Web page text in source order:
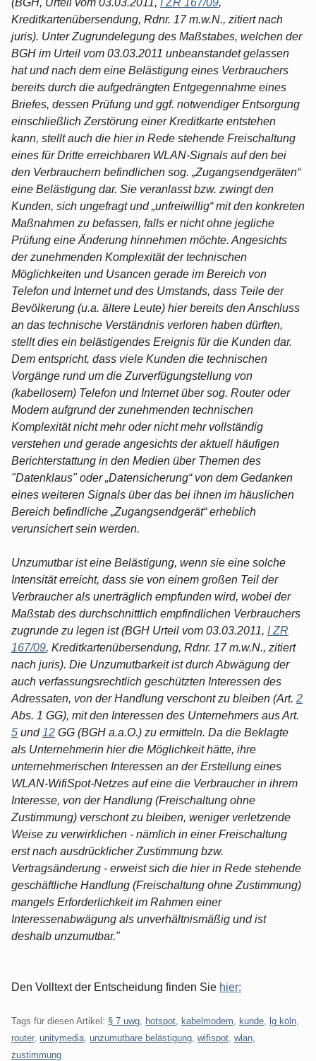
(BGH, Urteil vom 03.03.2011, I ZR 167/09,
Kreditkartenübersendung, Rdnr. 17 m.w.N., zitiert nach
juris). Unter Zugrundelegung des Maßstabes, welchen der
BGH im Urteil vom 03.03.2011 unbeanstandet gelassen
hat und nach dem eine Belästigung eines Verbrauchers
bereits durch die aufgedrängten Entgegennahme eines
Briefes, dessen Prüfung und ggf. notwendiger Entsorgung
einschließlich Zerstörung einer Kreditkarte entstehen
kann, stellt auch die hier in Rede stehende Freischaltung
eines für Dritte erreichbaren WLAN-Signals auf den bei
den Verbrauchern befindlichen sog. „Zugangsendgeräten“
eine Belästigung dar. Sie veranlasst bzw. zwingt den
Kunden, sich ungefragt und „unfreiwillig“ mit den konkreten
Maßnahmen zu befassen, falls er nicht ohne jegliche
Prüfung eine Änderung hinnehmen möchte. Angesichts
der zunehmenden Komplexität der technischen
Möglichkeiten und Usancen gerade im Bereich von
Telefon und Internet und des Umstands, dass Teile der
Bevölkerung (u.a. ältere Leute) hier bereits den Anschluss
an das technische Verständnis verloren haben dürften,
stellt dies ein belästigendes Ereignis für die Kunden dar.
Dem entspricht, dass viele Kunden die technischen
Vorgänge rund um die Zurverfügungstellung von
(kabellosem) Telefon und Internet über sog. Router oder
Modem aufgrund der zunehmenden technischen
Komplexität nicht mehr oder nicht mehr vollständig
verstehen und gerade angesichts der aktuell häufigen
Berichterstattung in den Medien über Themen des
"Datenklaus" oder „Datensicherung“ von dem Gedanken
eines weiteren Signals über das bei ihnen im häuslichen
Bereich befindliche „Zugangsendgerät“ erheblich
verunsichert sein werden.
Unzumutbar ist eine Belästigung, wenn sie eine solche
Intensität erreicht, dass sie von einem großen Teil der
Verbraucher als unerträglich empfunden wird, wobei der
Maßstab des durchschnittlich empfindlichen Verbrauchers
zugrunde zu legen ist (BGH Urteil vom 03.03.2011, I ZR
167/09, Kreditkartenübersendung, Rdnr. 17 m.w.N., zitiert
nach juris). Die Unzumutbarkeit ist durch Abwägung der
auch verfassungsrechtlich geschützten Interessen des
Adressaten, von der Handlung verschont zu bleiben (Art. 2
Abs. 1 GG), mit den Interessen des Unternehmers aus Art.
5 und 12 GG (BGH a.a.O.) zu ermitteln. Da die Beklagte
als Unternehmerin hier die Möglichkeit hätte, ihre
unternehmerischen Interessen an der Erstellung eines
WLAN-WifiSpot-Netzes auf eine die Verbraucher in ihrem
Interesse, von der Handlung (Freischaltung ohne
Zustimmung) verschont zu bleiben, weniger verletzende
Weise zu verwirklichen - nämlich in einer Freischaltung
erst nach ausdrücklicher Zustimmung bzw.
Vertragsänderung - erweist sich die hier in Rede stehende
geschäftliche Handlung (Freischaltung ohne Zustimmung)
mangels Erforderlichkeit im Rahmen einer
Interessenabwägung als unverhältnismäßig und ist
deshalb unzumutbar."
Den Volltext der Entscheidung finden Sie hier:
Tags für diesen Artikel: § 7 uwg hotspot kabelmodem kunde lg köln
router, unitymedia unzumutbare belästigung wifispot wlan
zustimmung